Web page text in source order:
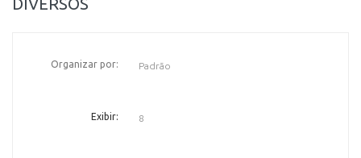
DIVERSOS
Organizar por:
Exibir: